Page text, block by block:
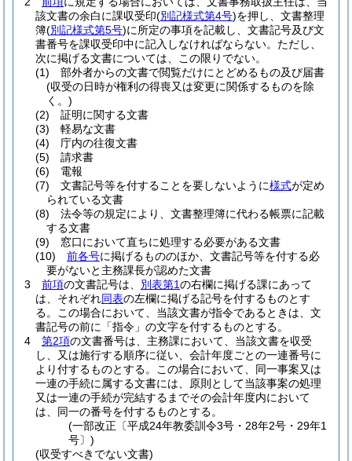
該文書の余白に課収受印(別記様式第4号)を押し、文書整理
簿(別記様式第5号)に所定の事項を記載し、文書記号及び文
書番号を課収受印中に記入しなければならない。 ただし、
次に掲げる文書については、この限りでない。
(1)
部外者からの文書で閲覧だけにとどめるもの及び届書
(収受の日時が権利の得喪又は変更に関係するものを除
く。)
(2)
証明に関する文書
(3)
軽易な文書
(4)
庁内の往復文書
(5)
請求書
(6)
電報
(7)
文書記号等を付することを要しないように様式が定め
られている文書
(8)
法令等の規定により、文書整理簿に代わる帳票に記載
する文書
(9)
窓口において直ちに処理する必要がある文書
(10)
前各号に掲げるもののほか、文書記号等を付する必
要がないと主務課長が認めた文書
3
前項の文書記号は、 別表第1の右欄に掲げる課にあって
は、それぞれ同表の左欄に掲げる記号を付するものとす
る。
この場合において、当該文書が指令であるときは、文
書記号の前に「指令」の文字を付するものとする。
4
第2項の文書番号は、主務課において、当該文書を収受
し、又は施行する順序に従い、会計年度ごとの一連番号に
より付するものとする。
この場合において、同一事案又は
一連の手続に属する文書には、原則として当該事案の処理
又は一連の手続が完結するまでその会計年度内において
は、同一の番号を付するものとする。
(一部改正〔平成24年教委訓令3号・28年2号・29年1
号〕)
(収受すべきでない文書)